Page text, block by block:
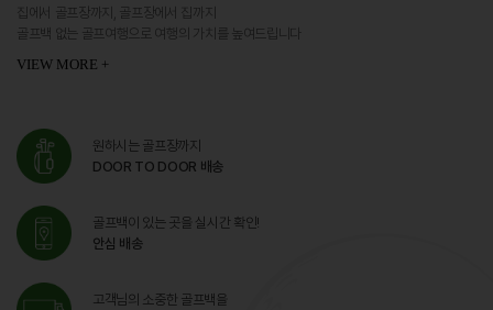
집에서 골프장까지, 골프장에서 집까지
골프백 없는 골프여행으로 여행의 가치를 높여드립니다
VIEW MORE +
원하시는 골프장까지
DOOR TO DOOR 배송
골프백이 있는 곳을 실시간 확인!
안심 배송
고객님의 소중한 골프백을